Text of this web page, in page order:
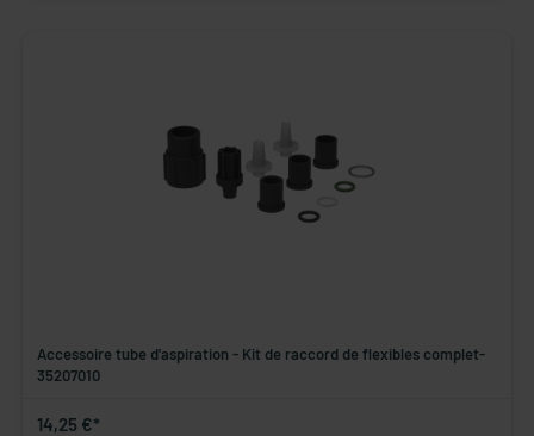
Accessoire tube d'aspiration - Kit de raccord de flexibles complet-
35207010
14,25 €*